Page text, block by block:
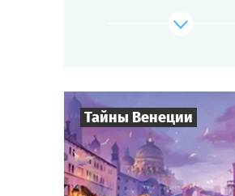
Будь готов к приключениям, если
где-то на Диком Западе!
Cыграть
Тайны Венеции
Игроков 8-